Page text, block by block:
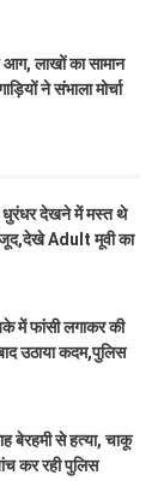
आग, लाखों का सामान
ने संभाला मोर्चा
देखने में मस्त थे
Adult मूवी का
में फांसी लगाकर की
उठाया कदम,पुलिस
बेरहमी से हत्या, चाकू
कर रही पुलिस